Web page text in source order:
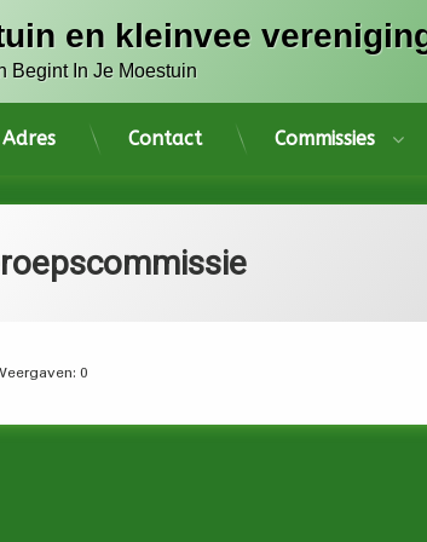
en kleinvee
Begint In Je Moestuin
Adres Contact Commissies
0